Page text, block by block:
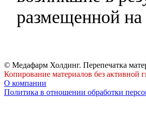
размещенной
© Медафарм Холдинг. Перепечатка
Копирование материалов без активной
О компании
Политика в отношении обработки